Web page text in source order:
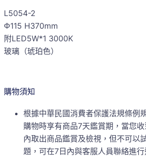
L5054-2
Φ115 H370mm
附LED5W*1 3000K
玻璃（琥珀色）
購物須知
根據中華民國消費者保護法規條例
購物時享有商品7天鑑賞期，當您
內取出商品鑑賞及檢視，但不可以
題，可在7日內與客服人員聯絡進行